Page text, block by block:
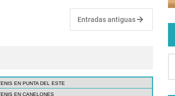
Entradas antiguas
EN PUNTA DEL ESTE
EN CANELONES